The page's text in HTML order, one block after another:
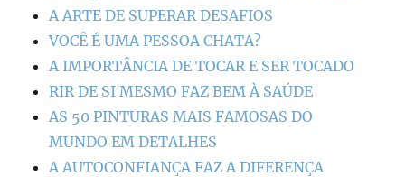
A ARTE DE SUPERAR DESAFIOS
VOCÊ É UMA PESSOA CHATA?
A IMPORTÂNCIA DE TOCAR E SER TOCADO
RIR DE SI MESMO FAZ BEM À SAÚDE
AS 50 PINTURAS MAIS FAMOSAS DO
MUNDO EM DETALHES
A AUTOCONFIANÇA FAZ A DIFERENÇA